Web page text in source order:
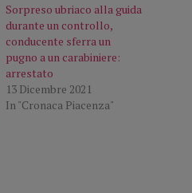
Sorpreso ubriaco alla guida
durante un controllo,
conducente sferra un
pugno a un carabiniere:
arrestato
13 Dicembre 2021
In "Cronaca Piacenza"